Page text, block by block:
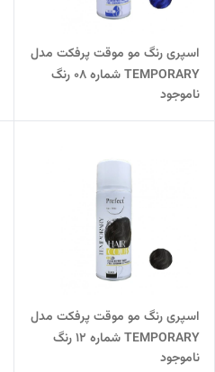
اسپری رنگ مو موقت پرفکت مدل
TEMPORARY شماره 08 رنگ
BLUE حجم 150 میل پرفکت
ناموجود
اسپری رنگ مو موقت پرفکت مدل
TEMPORARY شماره 12 رنگ
BLACK حجم 150 میل پرفکت
ناموجود